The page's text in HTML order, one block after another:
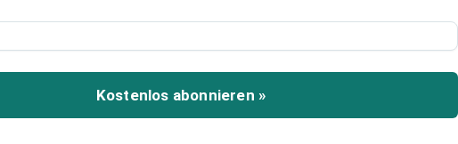
bearbeiten.
Kostenlos abonnieren »